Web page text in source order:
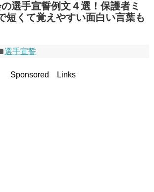
選手宣誓例文４選！保護者ミ
短くて覚えやすい面白い言葉も
選手宣誓
Sponsored Links